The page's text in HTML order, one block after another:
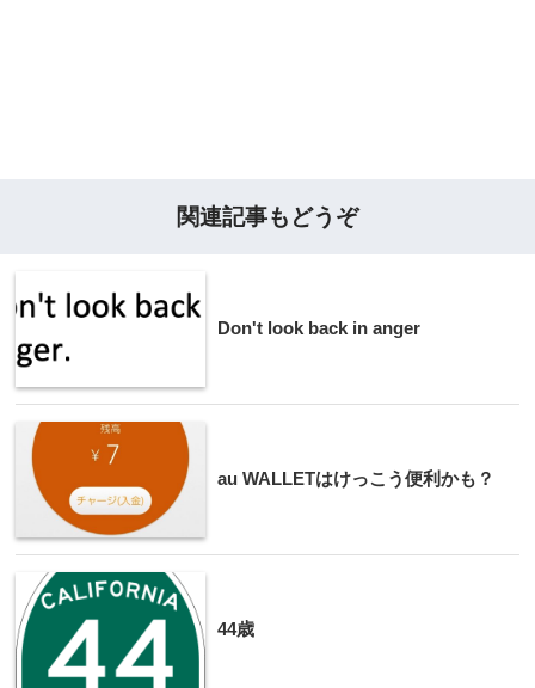
関連記事もどうぞ
Don't look back in anger
au WALLETはけっこう便利かも？
44歳